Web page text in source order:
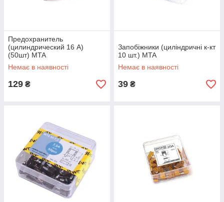
Предохранитель
(цилиндрический 16 А)
(50шт) MTA
Немає в наявності
129 ₴
Запобіжники (циліндричні к-кт
10 шт.) MTA
Немає в наявності
39 ₴